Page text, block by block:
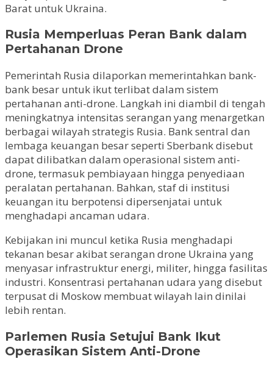
Barat untuk Ukraina.
Rusia Memperluas Peran Bank dalam
Pertahanan Drone
Pemerintah Rusia dilaporkan memerintahkan bank-
bank besar untuk ikut terlibat dalam sistem
pertahanan anti-drone. Langkah ini diambil di tengah
meningkatnya intensitas serangan yang menargetkan
berbagai wilayah strategis Rusia. Bank sentral dan
lembaga keuangan besar seperti Sberbank disebut
dapat dilibatkan dalam operasional sistem anti-
drone, termasuk pembiayaan hingga penyediaan
peralatan pertahanan. Bahkan, staf di institusi
keuangan itu berpotensi dipersenjatai untuk
menghadapi ancaman udara.
Kebijakan ini muncul ketika Rusia menghadapi
tekanan besar akibat serangan drone Ukraina yang
menyasar infrastruktur energi, militer, hingga fasilitas
industri. Konsentrasi pertahanan udara yang disebut
terpusat di Moskow membuat wilayah lain dinilai
lebih rentan.
Parlemen Rusia Setujui Bank Ikut
Operasikan Sistem Anti-Drone